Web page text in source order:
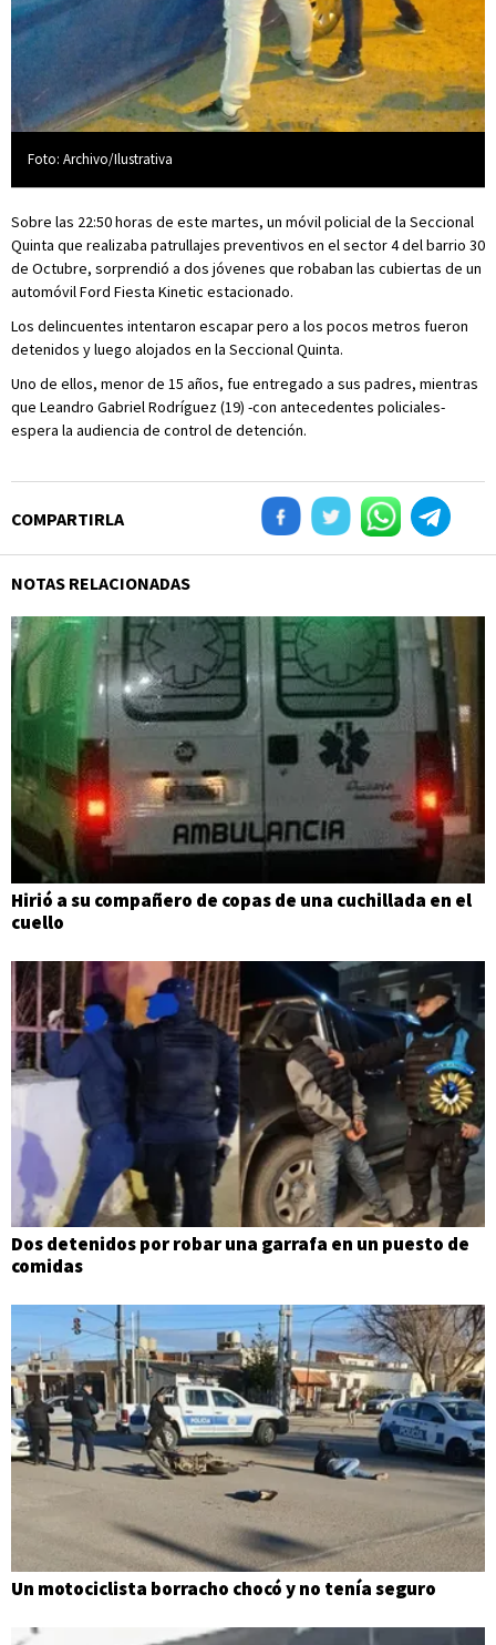
Foto: Archivo/Ilustrativa
Sobre las 22:50 horas de este martes, un móvil policial de la Seccional
Quinta que realizaba patrullajes preventivos en el sector 4 del barrio 30
de Octubre, sorprendió a dos jóvenes que robaban las cubiertas de un
automóvil Ford Fiesta Kinetic estacionado.
Los delincuentes intentaron escapar pero a los pocos metros fueron
detenidos y luego alojados en la Seccional Quinta.
Uno de ellos, menor de 15 años, fue entregado a sus padres, mientras
que Leandro Gabriel Rodríguez (19) -con antecedentes policiales-
espera la audiencia de control de detención.
COMPARTIRLA
NOTAS RELACIONADAS
Hirió a su compañero de copas de una cuchillada en el
cuello
Dos detenidos por robar una garrafa en un puesto de
comidas
Un motociclista borracho chocó y no tenía seguro